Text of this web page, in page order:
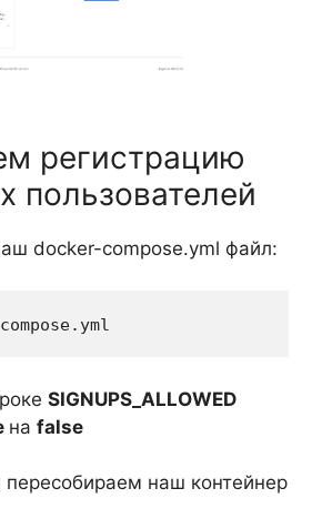
регистрацию
пользователей
docker-compose.yml файл:
SIGNUPS_ALLOWED
на false
наш контейнер